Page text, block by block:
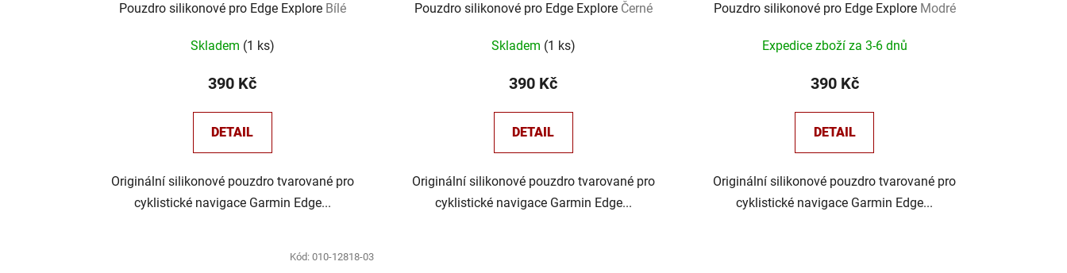
Pouzdro silikonové pro Edge Explore Bílé
Skladem (1 ks)
390 Kč
DETAIL
Originální silikonové pouzdro tvarované pro
cyklistické navigace Garmin Edge...
Pouzdro silikonové pro Edge Explore Černé
Skladem (1 ks)
390 Kč
DETAIL
Originální silikonové pouzdro tvarované pro
cyklistické navigace Garmin Edge...
Pouzdro silikonové pro Edge Explore Modré
Expedice zboží za 3-6 dnů
390 Kč
DETAIL
Originální silikonové pouzdro tvarované pro
cyklistické navigace Garmin Edge...
Kód:010-12818-03